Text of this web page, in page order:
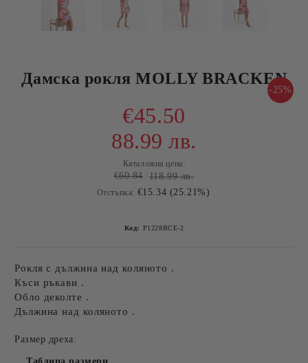
Дамска рокля MOLLY BRACKEN
-25%
€45.50
88.99 лв.
Каталожна цена:
€60.84 118.99 лв.
Отстъпка: €15.34 (25.21%)
Код: P1228BCE-2
Рокля с дължина над коляното .
Къси ръкави .
Обло деколте .
Дължина над коляното .
Размер дреха: